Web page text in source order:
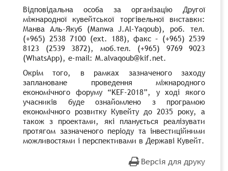
Відповідальна особа за організацію Другої
міжнародної кувейтської торгівельної виставки:
Манва Аль-Якуб (Manwa J.Al-Yaqoub), роб. тел.
(+965) 2538 7100 (ext. 188),факс– (+965) 2539
8123 (2539 3872), моб.тел. (+965) 9769 9023
(WhatsApp), e-mail: M.alvaqoub@kif.net.
Окрім того, в рамках зазначеного заходу
заплановане проведення міжнародного
економічного форуму “KEF-2018”, у ході якого
учасників буде ознайомлено з програмою
економічного розвитку Кувейту до 2035 року, а
також з проектами, які планується реалізувати
протягом зазначеного періоду та інвестиційними
можливостями і перспективами в Державі Кувейт.
Версія для друку